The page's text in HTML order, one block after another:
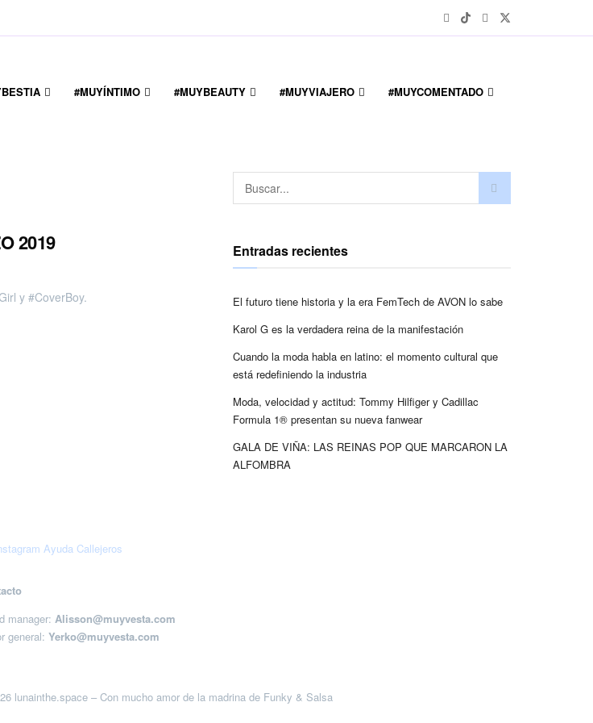
#MUYÍNTIMO #MUYBEAUTY #MUYVIAJERO #MUYCOMENTADO
2019
y #CoverBoy.
Entradas recientes
El futuro tiene historia y la era FemTech de AVON lo sabe
Karol G es la verdadera reina de la manifestación
Cuando la moda habla en latino: el momento cultural que
está redefiniendo la industria
Moda, velocidad y actitud: Tommy Hilfiger y Cadillac
Formula 1® presentan su nueva fanwear
GALA DE VIÑA: LAS REINAS POP QUE MARCARON LA
ALFOMBRA
manager: Alisson@muyvesta.com
general: Yerko@muyvesta.com
lunainthe.space – Con mucho amor de la madrina de Funky & Salsa